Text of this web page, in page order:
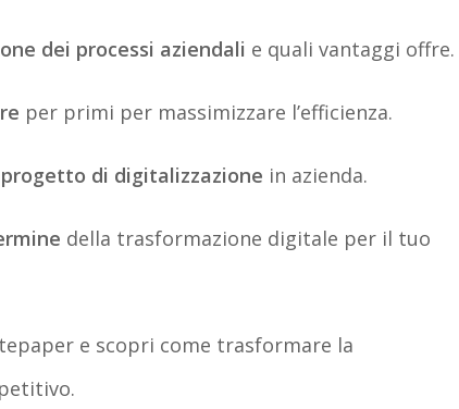
dei processi aziendali e quali vantaggi offre.
per primi per massimizzare l’efficienza.
di digitalizzazione in azienda.
della trasformazione digitale per il tuo
e scopri come trasformare la